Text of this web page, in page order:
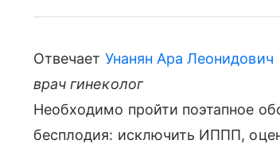
Отвечает Унанян Ара Леонидович
врач гинеколог
Необходимо пройти поэтапное
бесплодия: исключить ИППП,